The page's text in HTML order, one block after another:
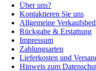
Über uns?
Kontaktieren Sie uns
Allgemeine
Rückgabe & Erstattung
Impressum
Zahlungsarten
Lieferkosten und
Hinweis zum